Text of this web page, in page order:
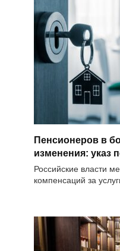
Пенсионеров в
изменения: указ
Российские власти
компенсаций за